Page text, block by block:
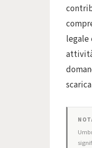
legale